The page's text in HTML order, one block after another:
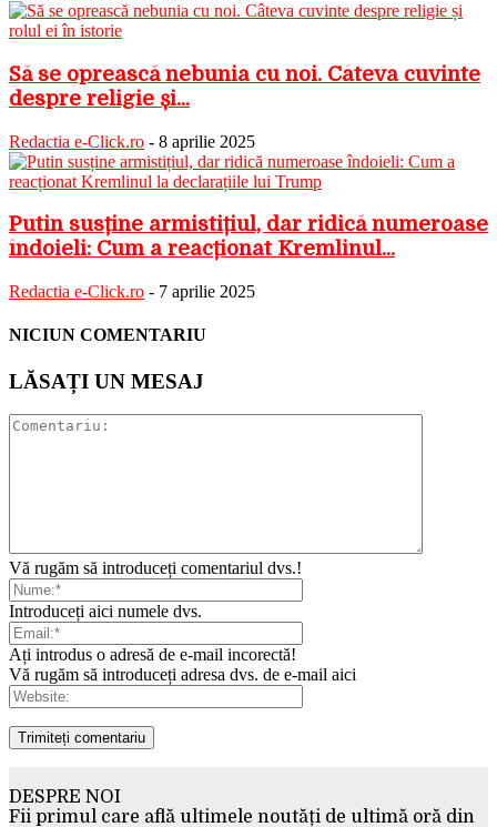
Să se oprească nebunia cu noi. Câteva cuvinte
despre religie și...
Redactia e-Click.ro - 8 aprilie 2025
Putin susține armistițiul, dar ridică numeroase
îndoieli: Cum a reacționat Kremlinul...
Redactia e-Click.ro - 7 aprilie 2025
NICIUN COMENTARIU
LĂSAȚI UN MESAJ
Vă rugăm să introduceți comentariul dvs.!
Introduceți aici numele dvs.
Ați introdus o adresă de e-mail incorectă!
Vă rugăm să introduceți adresa dvs. de e-mail aici
DESPRE NOI
Fii primul care află ultimele noutăți de ultimă oră din